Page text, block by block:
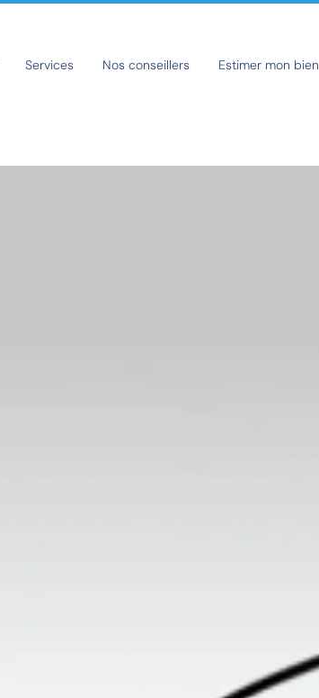
Services Nos conseillers Estimer mon bien